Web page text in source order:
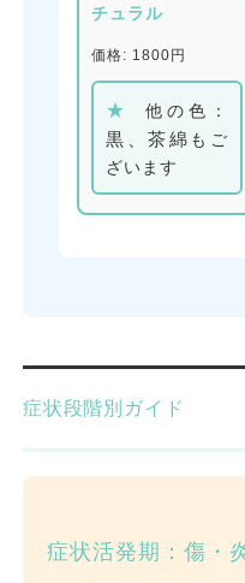
チュラル
価格: 1800円
★ 他の色：
黒、茶綿 もご
ざいます
症状段階別ガイド
症状活発期：傷・